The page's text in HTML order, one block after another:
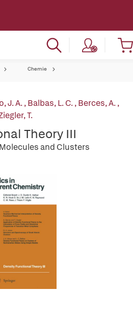
Chemie
J. A.,Balbas, L. C.,Berces, A.,
T.
Theory III
and Clusters